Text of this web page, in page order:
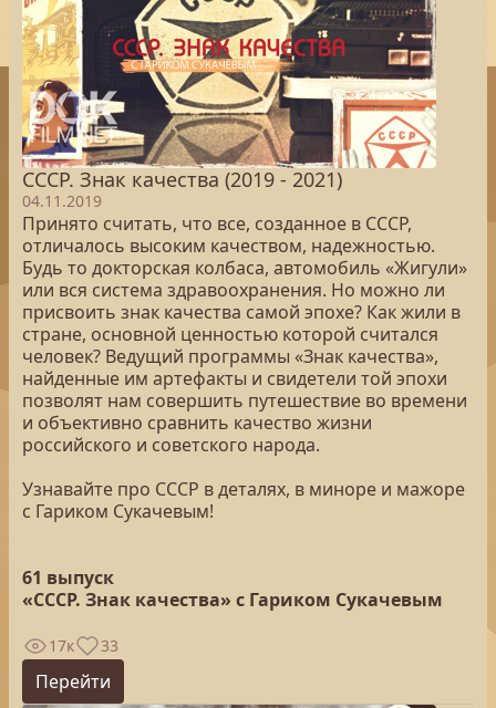
СССР. Знак качества (2019 - 2021)
04.11.2019
Принято считать, что все, созданное в СССР,
отличалось высоким качеством, надежностью.
Будь то докторская колбаса, автомобиль «Жигули»
или вся система здравоохранения. Но можно ли
присвоить знак качества самой эпохе? Как жили в
стране, основной ценностью которой считался
человек? Ведущий программы «Знак качества»,
найденные им артефакты и свидетели той эпохи
позволят нам совершить путешествие во времени
и объективно сравнить качество жизни
российского и советского народа.
Узнавайте про СССР в деталях, в миноре и мажоре
с Гариком Сукачевым!
61 выпуск
«СССР. Знак качества» с Гариком Сукачевым
17к 33
Перейти